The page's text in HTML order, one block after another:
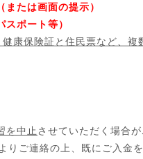
たは画面の提示）
ポート等）
康保険証と住民票など、複
を中止 させていただく場合が
りご連絡の上、既にご入金